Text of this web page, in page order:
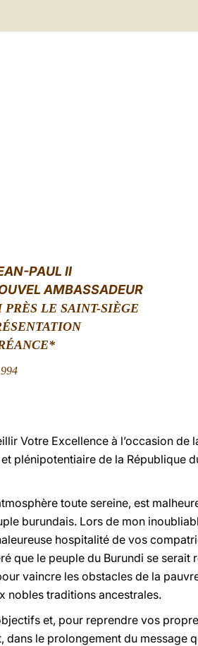
PAUL II
AMBASSADEUR
LE SAINT-SIÈGE
Votre Excellence à l’occasion de
plénipotentiaire de la République
toute sereine, est
burundais. Lors de mon
hospitalité de vos
que le peuple du Burundi se serait
vaincre les obstacles de la
nobles traditions ancestrales.
et, pour reprendre vos
le prolongement du message